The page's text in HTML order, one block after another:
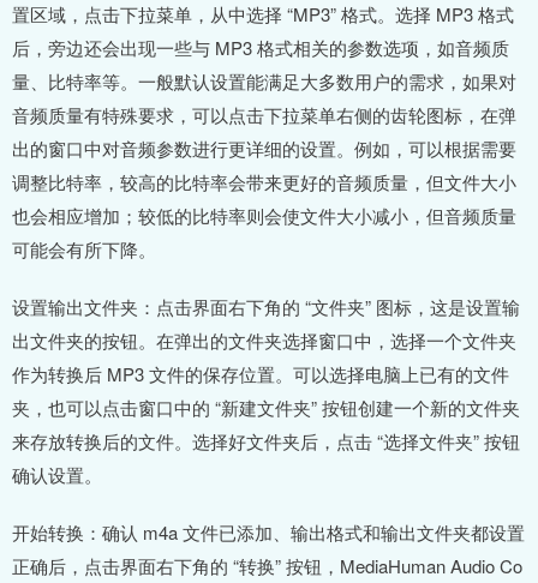
置区域，点击下拉菜单，从中选择 “MP3” 格式。选择 MP3 格式
后，旁边还会出现一些与 MP3 格式相关的参数选项，如音频质
量、比特率等。一般默认设置能满足大多数用户的需求，如果对
音频质量有特殊要求，可以点击下拉菜单右侧的齿轮图标，在弹
出的窗口中对音频参数进行更详细的设置。例如，可以根据需要
调整比特率，较高的比特率会带来更好的音频质量，但文件大小
也会相应增加；较低的比特率则会使文件大小减小，但音频质量
可能会有所下降。
设置输出文件夹：点击界面右下角的 “文件夹” 图标，这是设置输
出文件夹的按钮。在弹出的文件夹选择窗口中，选择一个文件夹
作为转换后 MP3 文件的保存位置。可以选择电脑上已有的文件
夹，也可以点击窗口中的 “新建文件夹” 按钮创建一个新的文件夹
来存放转换后的文件。选择好文件夹后，点击 “选择文件夹” 按钮
确认设置。
开始转换：确认 m4a 文件已添加、输出格式和输出文件夹都设置
正确后，点击界面右下角的 “转换” 按钮，MediaHuman Audio Co